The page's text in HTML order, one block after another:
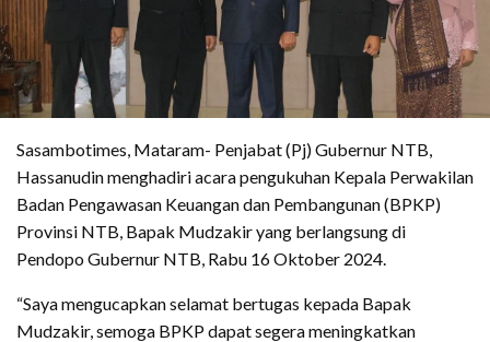
Sasambotimes, Mataram- Penjabat (Pj) Gubernur NTB,
Hassanudin menghadiri acara pengukuhan Kepala Perwakilan
Badan Pengawasan Keuangan dan Pembangunan (BPKP)
Provinsi NTB, Bapak Mudzakir yang berlangsung di
Pendopo Gubernur NTB, Rabu 16 Oktober 2024.
“Saya mengucapkan selamat bertugas kepada Bapak
Mudzakir, semoga BPKP dapat segera meningkatkan